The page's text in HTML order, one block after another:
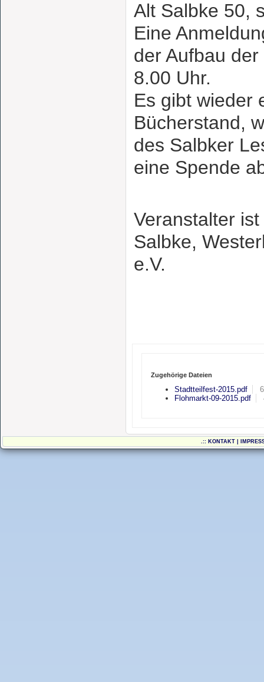
Alt Salbke 50,
Eine
der Aufbau
8.00 Uhr.
Es gibt wieder
Bücherstand,
des Salbker
eine Spende
Veranstalter
Salbke,
e.V.
Zugehörige Dateien
Stadtteilfest-2015.pdf
Flohmarkt-09-2015.pdf
.:: KONTAKT|